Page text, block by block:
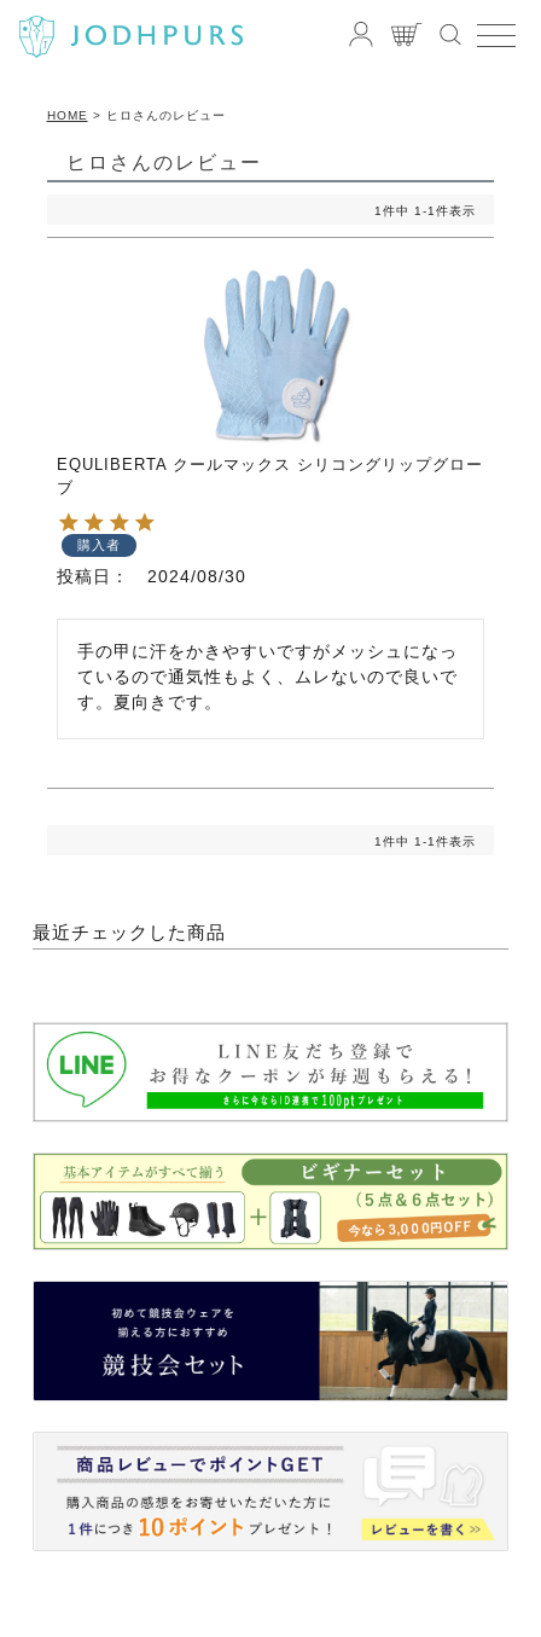
HOME ヒロさんのレビュー
ヒロさんのレビュー
1件中 1-1件表示
EQULIBERTA クールマックス シリコングリップグロー
ブ
購入者
投稿日 2024/08/30
手の甲に汗をかきやすいですがメッシュになっ
ているので通気性もよく、ムレないので良いで
す。夏向きです。
1件中 1-1件表示
最近チェックした商品